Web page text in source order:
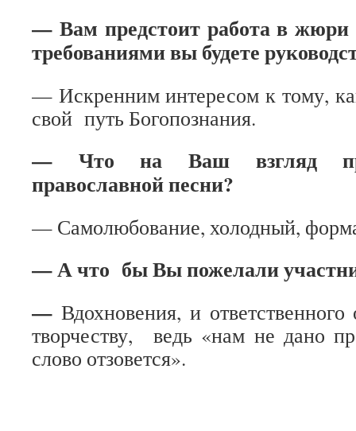
— Вам предстоит работа в жюри
требованиями вы будете
— Искренним интересом к тому,
свой путь Богопознания.
— Что на Ваш взгляд
православной песни?
— Самолюбование, холодный,
— А что бы Вы пожелали
— Вдохновения, и
творчеству, ведь «нам не дано
слово отзовется».